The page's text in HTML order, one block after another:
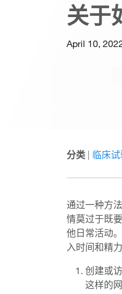
关于
April 10,
分类 临床
通过一种方
情莫过于既
他日常活动
入时间和精
创建或
这样的